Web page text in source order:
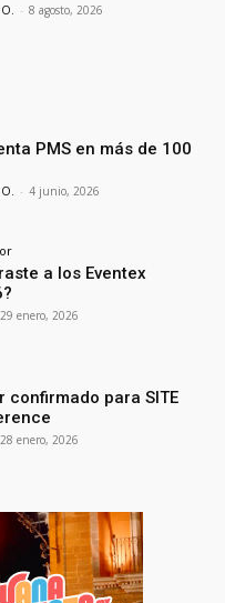
- 8 agosto, 2026
PMS en más de 100
- 4 junio, 2026
a los Eventex
29 enero, 2026
confirmado para SITE
28 enero, 2026